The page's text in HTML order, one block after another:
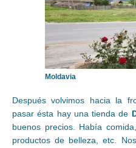
Moldavia
Después volvimos hacia la
pasar ésta hay una tienda de
buenos precios. Había
productos de belleza, etc.